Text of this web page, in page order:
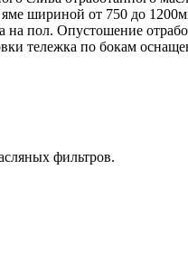
шириной от 750 до
пол. Опустошение
тележка по бокам
фильтров.